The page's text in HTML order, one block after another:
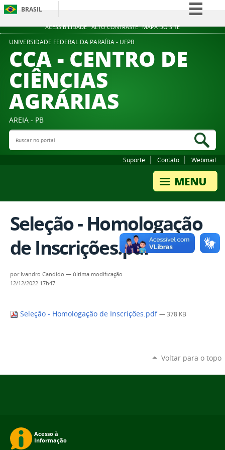
ACESSIBILIDADE ALTO CONTRASTE MAPA DO SITE
BRASIL
Simplifique!
Participe
UNIVERSIDADE FEDERAL DA PARAÍBA - UFPB
CCA - CENTRO DE
CIÊNCIAS
AGRÁRIAS
AREIA - PB
Buscar no portal
Suporte Contato Webmail
Seleção - Homologação
de Inscrições.pdf
por Ivandro Candido — última modificação
12/12/2022 17h47
Seleção - Homologação de Inscrições.pdf — 378 KB
Voltar para o topo